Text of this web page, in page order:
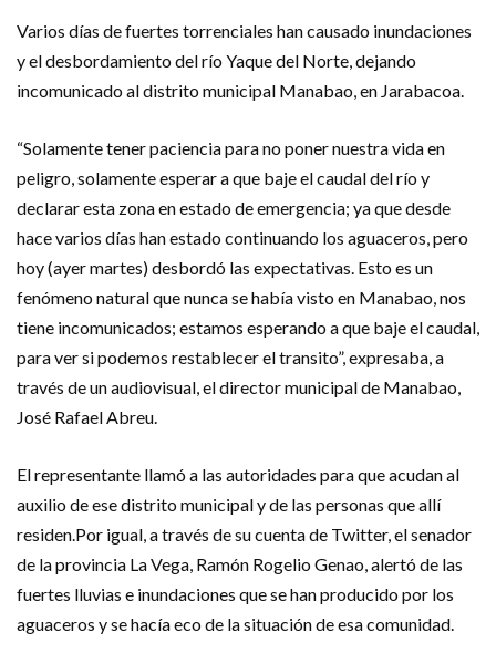
Varios días de fuertes torrenciales han causado inundaciones
y el desbordamiento del río Yaque del Norte, dejando
incomunicado al distrito municipal Manabao, en Jarabacoa.
“Solamente tener paciencia para no poner nuestra vida en
peligro, solamente esperar a que baje el caudal del río y
declarar esta zona en estado de emergencia; ya que desde
hace varios días han estado continuando los aguaceros, pero
hoy (ayer martes) desbordó las expectativas. Esto es un
fenómeno natural que nunca se había visto en Manabao, nos
tiene incomunicados; estamos esperando a que baje el caudal,
para ver si podemos restablecer el transito”, expresaba, a
través de un audiovisual, el director municipal de Manabao,
José Rafael Abreu.
El representante llamó a las autoridades para que acudan al
auxilio de ese distrito municipal y de las personas que allí
residen.Por igual, a través de su cuenta de Twitter, el senador
de la provincia La Vega, Ramón Rogelio Genao, alertó de las
fuertes lluvias e inundaciones que se han producido por los
aguaceros y se hacía eco de la situación de esa comunidad.